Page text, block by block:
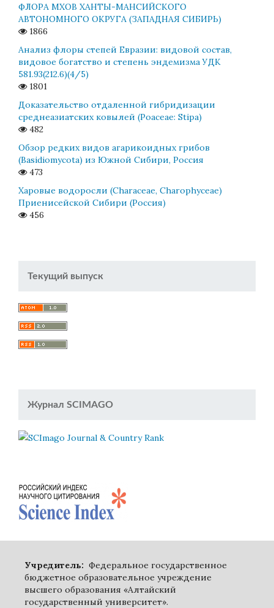
ФЛОРА МХОВ ХАНТЫ-МАНСИЙСКОГО
АВТОНОМНОГО ОКРУГА (ЗАПАДНАЯ СИБИРЬ)
1866
Анализ флоры степей Евразии: видовой состав,
видовое богатство и степень эндемизма УДК
581.93(212.6)(4/5)
1801
Доказательство отдаленной гибридизации
среднеазиатских ковылей (Poaceae: Stipa)
482
Обзор редких видов агарикоидных грибов
(Basidiomycota) из Южной Сибири, Россия
473
Харовые водоросли (Characeae, Charophyceae)
Приенисейской Сибири (Россия)
456
Текущий выпуск
Журнал SCIMAGO
Учредитель: Федеральное государственное
бюджетное образовательное учреждение
высшего образования «Алтайский
государственный университет».